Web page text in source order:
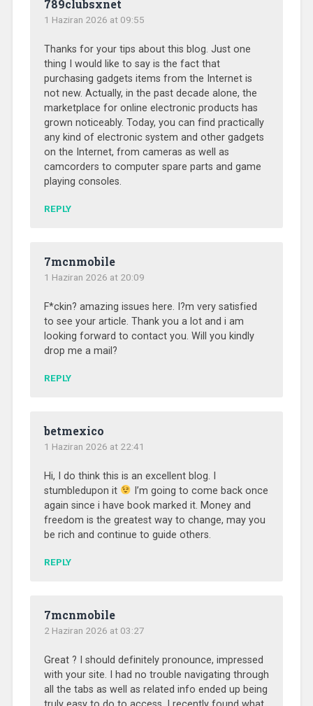
789clubsxnet
1 Haziran 2026 at 09:55
Thanks for your tips about this blog. Just one
thing I would like to say is the fact that
purchasing gadgets items from the Internet is
not new. Actually, in the past decade alone, the
marketplace for online electronic products has
grown noticeably. Today, you can find practically
any kind of electronic system and other gadgets
on the Internet, from cameras as well as
camcorders to computer spare parts and game
playing consoles.
REPLY
7mcnmobile
1 Haziran 2026 at 20:09
F*ckin? amazing issues here. I?m very satisfied
to see your article. Thank you a lot and i am
looking forward to contact you. Will you kindly
drop me a mail?
REPLY
betmexico
1 Haziran 2026 at 22:41
Hi, I do think this is an excellent blog. I
stumbledupon it
I’m going to come back once
again since i have book marked it. Money and
freedom is the greatest way to change, may you
be rich and continue to guide others.
REPLY
7mcnmobile
2 Haziran 2026 at 03:27
Great ? I should definitely pronounce, impressed
with your site. I had no trouble navigating through
all the tabs as well as related info ended up being